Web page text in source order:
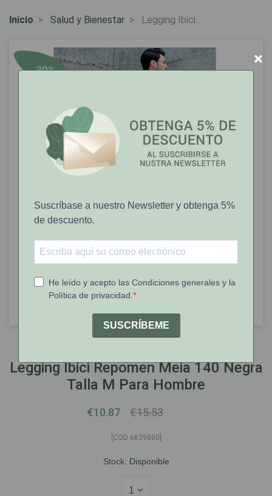
Inicio Salud y Bienestar
Negra Talla M para
Hombre
-30%
Legging Ibici Repomen Meia 140 Negra
Talla M Para Hombre
€10.87 €15.53
[COD 6639880]
Stock: Disponible
1
×